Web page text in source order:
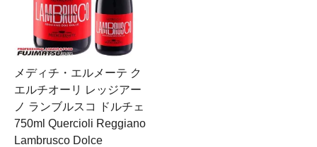
メディチ・エルメーテ ク
エルチオーリ レッジアー
ノ ランブルスコ ドルチェ
750ml Quercioli Reggiano
Lambrusco Dolce